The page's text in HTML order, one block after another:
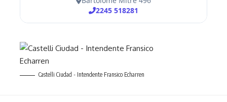
Castelli Ciudad - Intendente Fransico Echarren